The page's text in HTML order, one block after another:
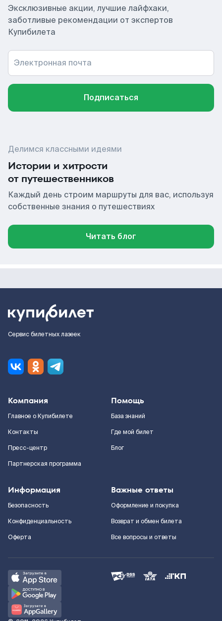
Эксклюзивные акции, лучшие лайфхаки,
заботливые рекомендации от экспертов
Купибилета
Электронная почта
Подписаться
Делимся классными идеями
Истории и хитрости
от путешественников
Каждый день строим маршруты для вас, используя
собственные знания о путешествиях
Читать блог
Сервис билетных лазеек
Компания
Главное о Купибилете
Контакты
Пресс-центр
Партнерская программа
Помощь
База знаний
Где мой билет
Блог
Информация
Безопасность
Конфиденциальность
Оферта
Важные ответы
Оформление и покупка
Возврат и обмен билета
Все вопросы и ответы